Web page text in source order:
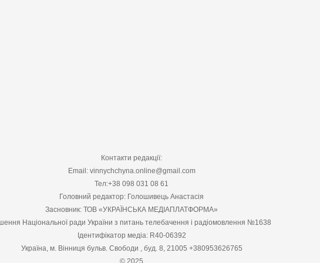
Контакти редакції:
Email: vinnychchyna.online@gmail.com
Тел:+38 098 031 08 61
Головний редактор: Голошивець Анастасія
Засновник: ТОВ «УКРАЇНСЬКА МЕДІАПЛАТФОРМА»
Національної ради України з питань телебачення і радіомовлення №1638
Ідентифікатор медіа: R40-06392
Україна, м. Вінниця бульв. Свободи , буд. 8, 21005 +380953626765